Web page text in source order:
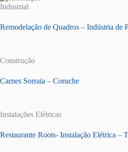
Industrial
Remodelação de Quadros – Indústria de
Construção
Carnes Sorraia – Coruche
Instalações Elétricas
Restaurante Roots- Instalação Elétrica –